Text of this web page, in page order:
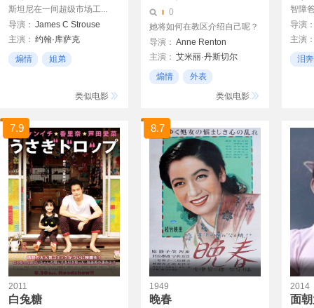
斯坦尼在一间超级市场工...
导演： James C Strouse
主演： 约翰·库萨克
Shélan O'Keefe
煽情
姐弟
类似电影
0
她将如何在教区介绍自己呢？
导演： Anne Renton
主演： 艾米丽·丹斯切尔
凯瑟琳·特纳
杰森·雷特
煽情
外表
类似电影
智障
导演
主演
达科泪奔
7.9
2011
白兔糖
8.7
1949
晚春
2014
面